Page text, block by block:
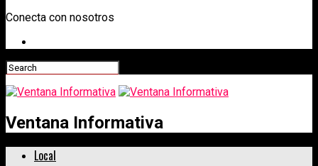
Conecta con nosotros
Ventana Informativa
Local